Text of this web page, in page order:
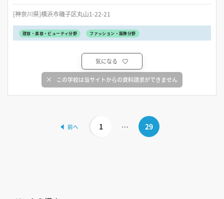
[神奈川県]横浜市磯子区丸山1-22-21
理容・美容・ビューティ分野 ファッション・服飾分野
気になる
この学校は当サイトからの資料請求ができません
1 … 29